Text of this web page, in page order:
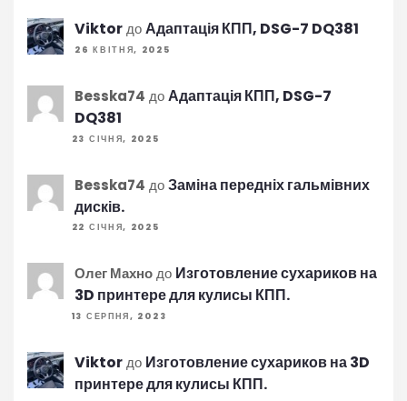
ViktorдоАдаптація КПП, DSG-7 DQ381
26 КВІТНЯ, 2025
Besska74 доАдаптація КПП, DSG-7
DQ381
23 СІЧНЯ, 2025
Besska74 доЗаміна передніх гальмівних
дисків.
22 СІЧНЯ, 2025
Олег Махнодо Изготовление сухариков на
3D принтере для кулисы КПП.
13 СЕРПНЯ, 2023
Viktorдо Изготовление сухариков на 3D
принтере для кулисы КПП.